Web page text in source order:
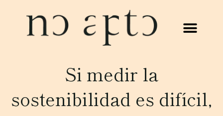
Si medir la
sostenibilidad es difícil,